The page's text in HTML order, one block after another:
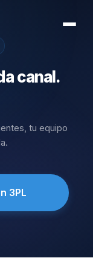
canal.
tu equipo
3PL